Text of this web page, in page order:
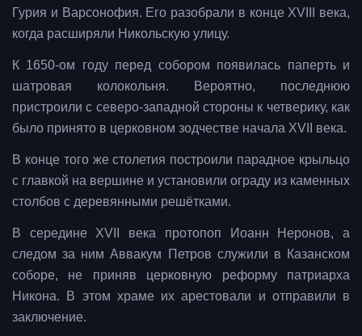
Гурия и Варсонофия. Его разобрали в конце XVIII века,
когда расширяли Никольскую улицу.
К 1650-ом году перед собором появилась паперть и
шатровая колокольня. Вероятно, последнюю
пристроили с северо-западной стороны к четверику, как
было принято в церковном зодчестве начала XVII века.
В конце того же столетия построили парадное крыльцо
с главкой на вершине и установили ограду из каменных
столбов с деревянными решётками.
В середине XVII века протопоп Иоанн Неронов, а
следом за ним Аввакум Петров служили в Казанском
соборе, не приняв церковную реформу патриарха
Никона. В этом храме их арестовали и отправили в
заключение.